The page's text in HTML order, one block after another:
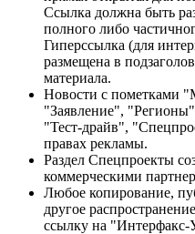
Ссылка должна быть
полного либо
Гиперссылка (для
размещена в
материала.
Новости с пометками
"Заявление",
"Тест-драйв",
правах рекламы.
Раздел Спецпроекты
коммерческими
Любое копирование,
другое
ссылку на "Интерфакс-